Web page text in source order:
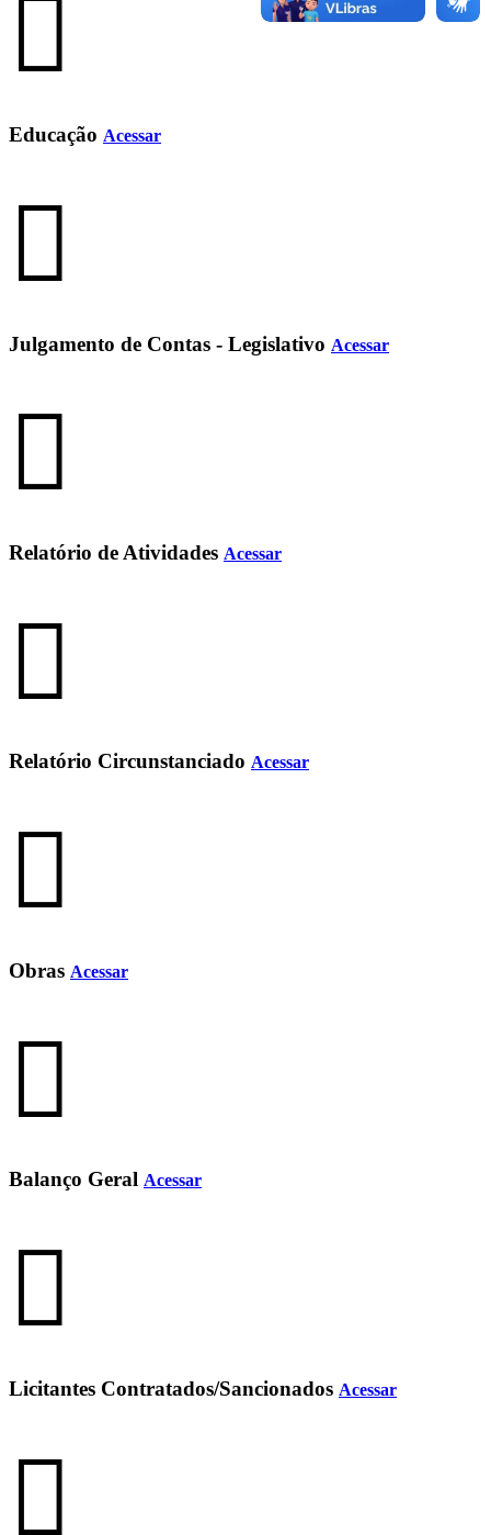
Educação Acessar
Julgamento de Contas - Legislativo Acessar
Relatório de Atividades Acessar
Relatório Circunstanciado Acessar
Obras Acessar
Balanço Geral Acessar
Licitantes Contratados/Sancionados Acessar